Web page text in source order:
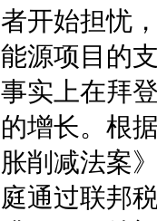
者开始担忧
能源项目的
事实上在拜
的增长。根
胀削减法案
庭通过联邦